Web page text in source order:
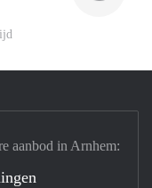
aanbod in Arnhem: